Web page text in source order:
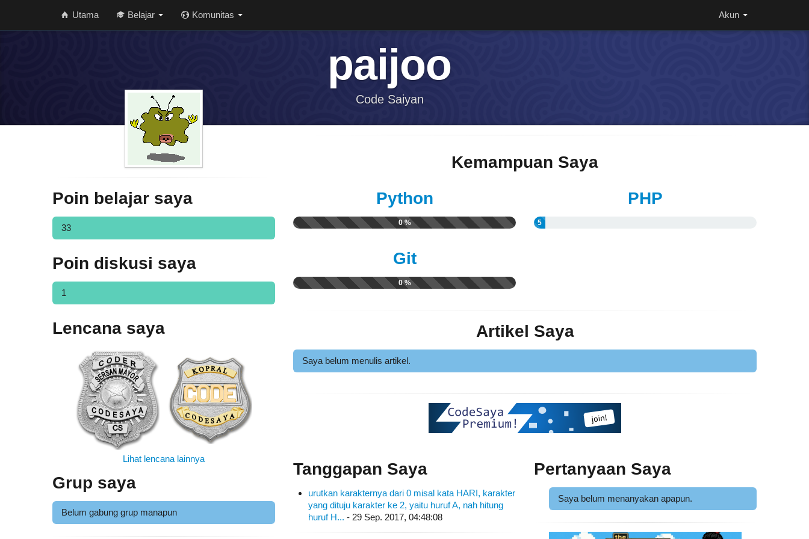
Utama Belajar Komunitas Akun
paijoo
Code Saiyan
Poin belajar saya
33
Poin diskusi saya
1
Lencana saya
Lihat lencana lainnya
Grup saya
Belum gabung grup manapun
Kemampuan Saya
Python
0 %
PHP
5
Git
0 %
Artikel Saya
Saya belum menulis artikel.
Tanggapan Saya
urutkan karakternya dari 0 misal kata HARI, karakter
yang dituju karakter ke 2, yaitu huruf A, nah hitung
huruf H... - 29 Sep. 2017, 04:48:08
Pertanyaan Saya
Saya belum menanyakan apapun.